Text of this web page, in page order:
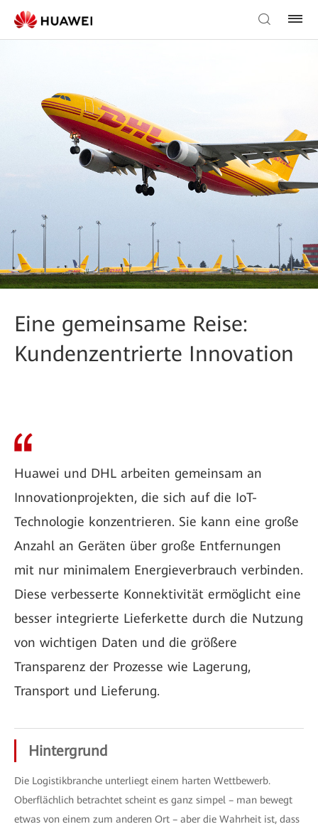
Eine gemeinsame Reise:
Kundenzentrierte Innovation
Huawei und DHL arbeiten gemeinsam an
Innovationprojekten, die sich auf die IoT-
Technologie konzentrieren. Sie kann eine große
Anzahl an Geräten über große Entfernungen
mit nur minimalem Energieverbrauch verbinden.
Diese verbesserte Konnektivität ermöglicht eine
besser integrierte Lieferkette durch die Nutzung
von wichtigen Daten und die größere
Transparenz der Prozesse wie Lagerung,
Transport und Lieferung.
Hintergrund
Die Logistikbranche unterliegt einem harten Wettbewerb.
Oberflächlich betrachtet scheint es ganz simpel – man bewegt
etwas von einem zum anderen Ort – aber die Wahrheit ist, dass